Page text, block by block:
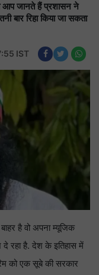
आप जानते हैं प्रशासन ने
बार रिहा किया जा सकता
IST
है वो अपना म्यूजिक
दे रहा है. देश के इतिहास में
को एक सूबे की सरकार